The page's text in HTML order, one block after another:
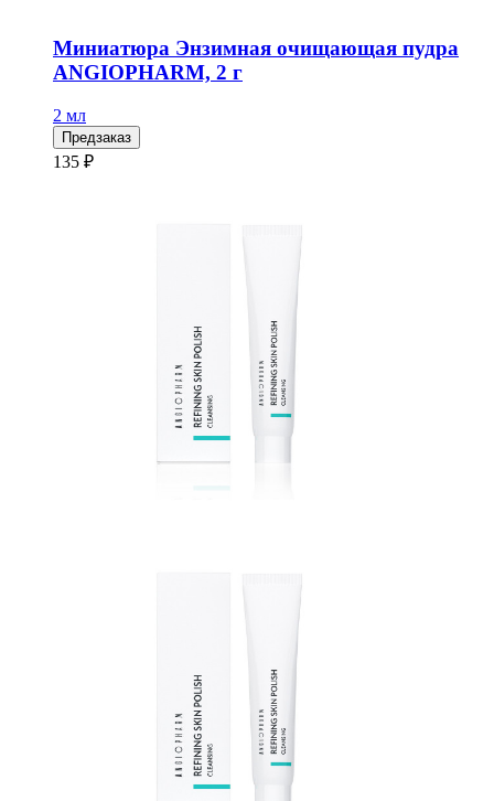
Миниатюра Энзимная очищающая пудра
ANGIOPHARM, 2 г
2 мл
Предзаказ
135 ₽